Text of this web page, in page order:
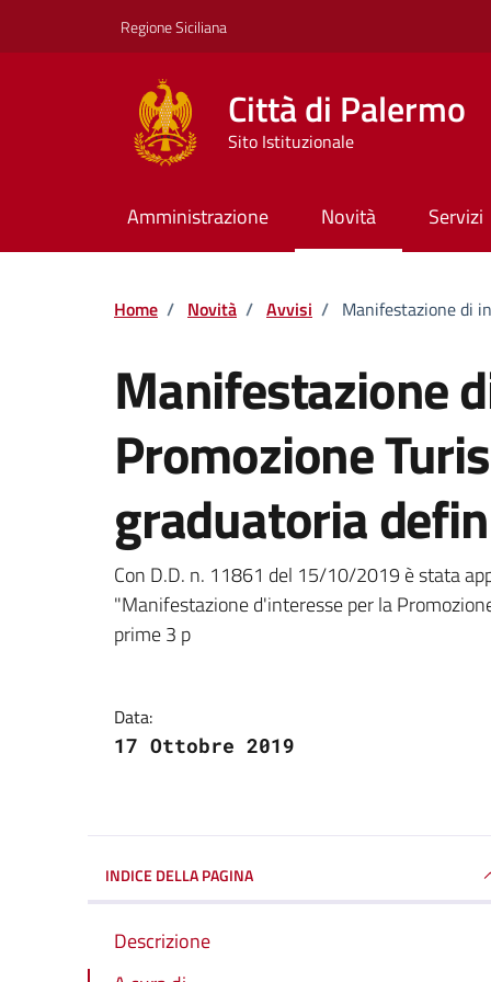
Regione Siciliana
Città di Palermo
Sito Istituzionale
Amministrazione Novità Servizi
Home / Novità / Avvisi / Manifestazione di
Manifestazione
Promozione
graduatoria
Dettagli della
Con D.D. n. 11861 del 15/10/2019 è stata
"Manifestazione d'interesse per la
prime 3 p
Data:
17 Ottobre 2019
INDICE DELLA PAGINA
Descrizione